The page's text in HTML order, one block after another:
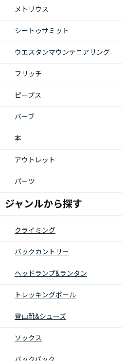
メトリウス
シートゥサミット
ウエスタンマウンテニアリング
フリッチ
ピープス
バーブ
本
アウトレット
パーツ
ジャンルから探す
クライミング
バックカントリー
ヘッドランプ&ランタン
トレッキングポール
登山靴&シューズ
ソックス